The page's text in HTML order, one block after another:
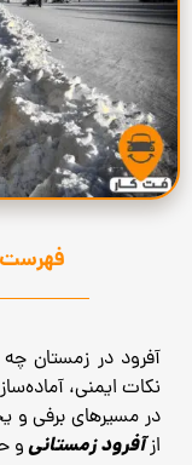
آفرود در زمستان
نکات ایمنی،
در مسیرهای برفی و
ازآفرود زمستانیو